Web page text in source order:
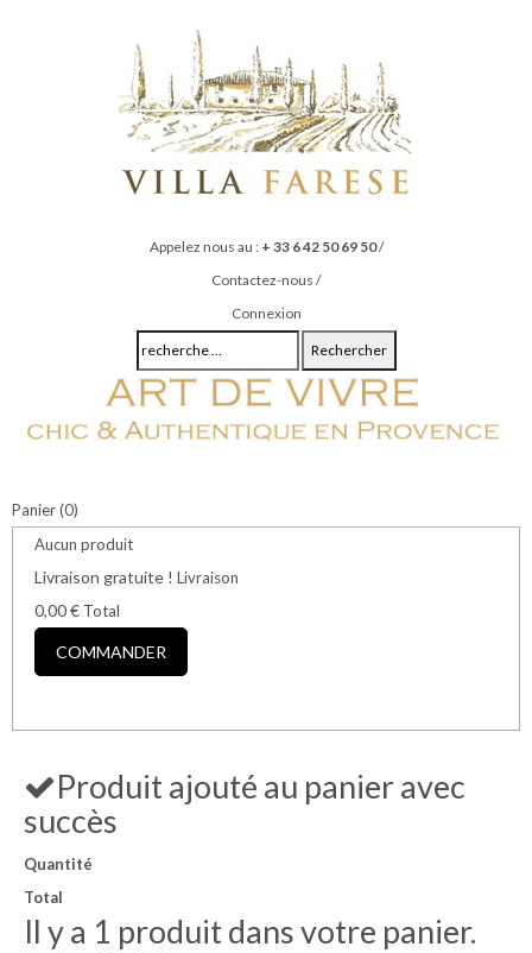
Appelez nous au : + 33 6 42 50 69 50/
Contactez-nous /
Connexion
Rechercher
Panier(0)
Aucun produit
Livraison gratuite ! Livraison
0,00 € Total
COMMANDER
Produit ajouté au panier avec
succès
Quantité
Total
Il y a 1 produit dans votre panier.